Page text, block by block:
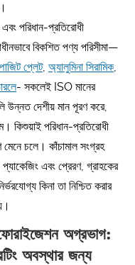
পরিধান-প্রতিরোধী
বিকশিত পণ্য পরিসীমা—
প্লেট, অ্যালুমিনা সিরামিক,
- সকলেই ISO মানের
উন্নত দেশীয় মান পূরণ করে,
কিশুয়াই পরিধান-প্রতিরোধী
মেনে চলে। কাঁচামাল সংগ্রহ
এবং প্রেরণ, গ্রাহকের
কিনা তা নিশ্চিত করার
অগ্রভাগ:
অবস্থার জন্য